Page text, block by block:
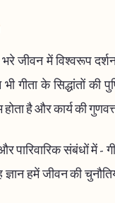
जीवन में विश्वरूप
भी गीता के सिद्धांतों
है और कार्य की
पारिवारिक संबंधों में -
ज्ञान हमें जीवन की